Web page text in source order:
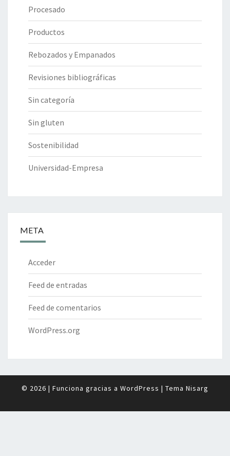
Procesado
Productos
Rebozados y Empanados
Revisiones bibliográficas
Sin categoría
Sin gluten
Sostenibilidad
Universidad-Empresa
META
Acceder
Feed de entradas
Feed de comentarios
WordPress.org
© 2026 | Funciona gracias a WordPress | Tema Nisarg